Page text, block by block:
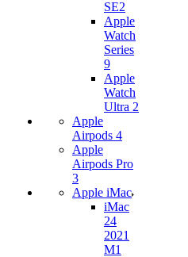
SE2
Apple
Watch
Series
9
Apple
Watch
Ultra 2
Apple
Airpods 4
Apple
Airpods Pro
3
Apple iMac
iMac
24
2021
M1